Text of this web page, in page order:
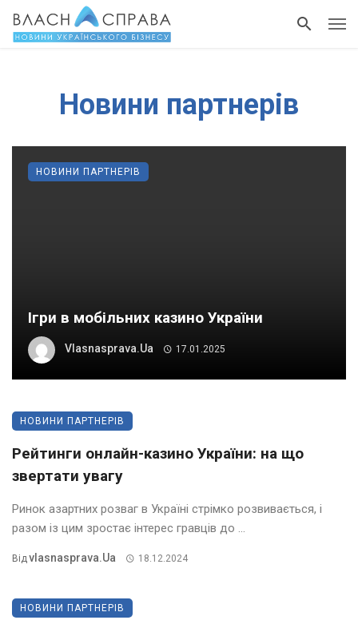
Новини партнерів
Ігри в мобільних казино України
Vlasnasprava.ua 17.01.2025
НОВИНИ ПАРТНЕРІВ
НОВИНИ ПАРТНЕРІВ
Рейтинги онлайн-казино України: на що
звертати увагу
Ринок азартних розваг в Україні стрімко розвивається, і
разом із цим зростає інтерес гравців до ...
ВідVlasnasprava.ua 18.12.2024
НОВИНИ ПАРТНЕРІВ